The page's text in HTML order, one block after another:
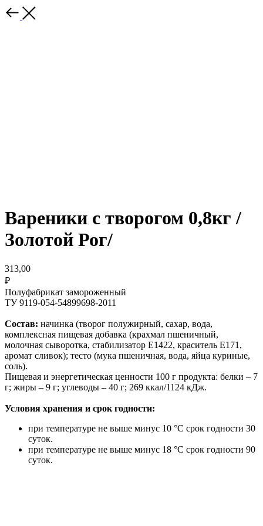
Вареники с творогом 0,8кг /
Золотой Рог/
313,00
₽
Полуфабрикат замороженный
ТУ 9119-054-54899698-2011
Состав: начинка (творог полужирный, сахар, вода,
комплексная пищевая добавка (крахмал пшеничный,
молочная сыворотка, стабилизатор Е1422, краситель Е171,
аромат сливок); тесто (мука пшеничная, вода, яйца куриные,
соль).
Пищевая и энергетическая ценности 100 г продукта: белки – 7
г; жиры – 9 г; углеводы – 40 г; 269 ккал/1124 кДж.
Условия хранения и срок годности:
при температуре не выше минус 10 °С срок годности 30
суток.
при температуре не выше минус 18 °С срок годности 90
суток.